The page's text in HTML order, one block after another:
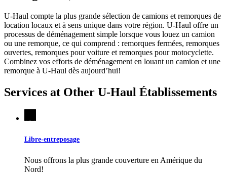
U-Haul compte la plus grande sélection de camions et remorques de
location locaux et à sens unique dans votre région. U-Haul offre un
processus de déménagement simple lorsque vous louez un camion
ou une remorque, ce qui comprend : remorques fermées, remorques
ouvertes, remorques pour voiture et remorques pour motocyclette.
Combinez vos efforts de déménagement en louant un camion et une
remorque à U-Haul dès aujourd’hui!
Services at Other U-Haul Établissements
Libre-entreposage
Nous offrons la plus grande couverture en Amérique du
Nord!